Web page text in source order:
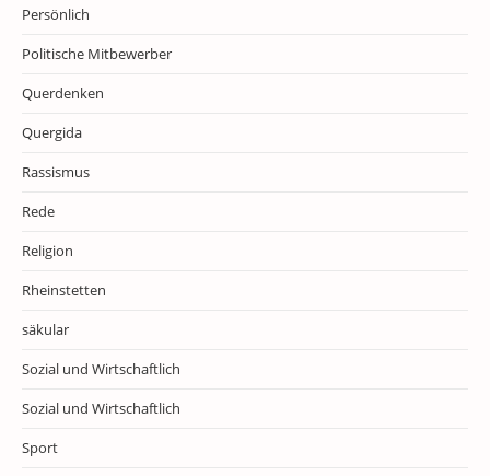
Persönlich
Politische Mitbewerber
Querdenken
Quergida
Rassismus
Rede
Religion
Rheinstetten
säkular
Sozial und Wirtschaftlich
Sozial und Wirtschaftlich
Sport